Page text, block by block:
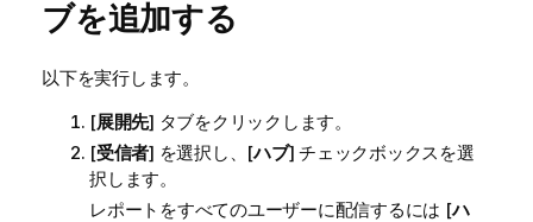
ブを追加する
以下を実行します。
[展開先] タブをクリックします。
[受信者] を選択し、[ハブ] チェックボックスを選
択します。
レポートをすべてのユーザーに配信するには [ハ